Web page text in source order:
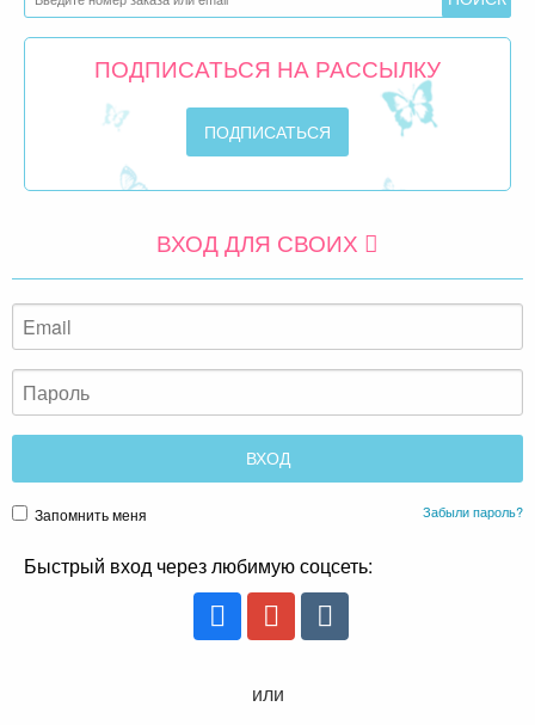
ПОДПИСАТЬСЯ НА РАССЫЛКУ
ВХОД ДЛЯ СВОИХ
Запомнить меня Забыли пароль?
Быстрый вход через любимую соцсеть:
или